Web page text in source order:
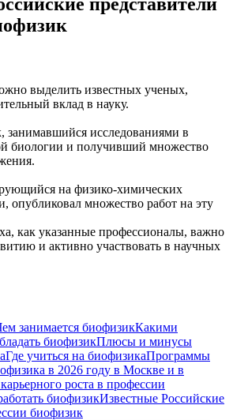
представители
выделить известных ученых,
вклад в науку.
занимавшийся исследованиями в
биологии и получивший множество
на физико-химических
опубликовал множество работ на эту
как указанные профессионалы, важно
и активно участвовать в научных
занимается биофизикКакими
биофизикПлюсы и минусы
Где учиться на биофизикаПрограммы
в 2026 году в Москве и в
роста в профессии
биофизикИзвестные Российские
биофизик